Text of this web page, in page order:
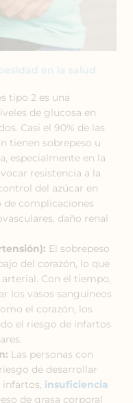
en la salud
tipo 2 es una
de glucosa en
Casi el 90% de las
tienen sobrepeso u
especialmente en la
resistencia a la
del azúcar en
de complicaciones
daño renal
El sobrepeso
del corazón, lo que
Con el tiempo,
los vasos sanguíneos
el corazón, los
el riesgo de infartos
Las personas con
de desarrollar
insuficiencia
de grasa corporal